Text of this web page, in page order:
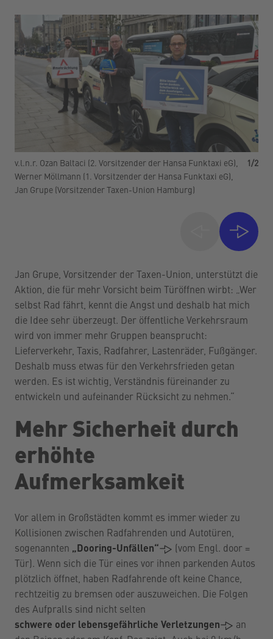
v.l.n.r. Ozan Baltaci (2. Vorsitzender der Hansa Funktaxi eG),
Werner Möllmann (1. Vorsitzender der Hansa Funktaxi eG),
Jan Grupe (Vorsitzender Taxen-Union Hamburg)
1 /2
Jan Grupe, Vorsitzender der Taxen-Union, unterstützt die
Aktion, die für mehr Vorsicht beim Türöffnen wirbt: „Wer
selbst Rad fährt, kennt die Angst und deshalb hat mich
die Idee sehr überzeugt. Der öffentliche Verkehrsraum
wird von immer mehr Gruppen beansprucht:
Lieferverkehr, Taxis, Radfahrer, Lastenräder, Fußgänger.
Deshalb muss etwas für den Verkehrsfrieden getan
werden. Es ist wichtig, Verständnis füreinander zu
entwickeln und aufeinander Rücksicht zu nehmen.“
Mehr Sicherheit durch
erhöhte
Aufmerksamkeit
Vor allem in Großstädten kommt es immer wieder zu
Kollisionen zwischen Radfahrenden und Autotüren,
sogenannten „Dooring-Unfällen“
(vom Engl. door =
Tür). Wenn sich die Tür eines vor ihnen parkenden Autos
plötzlich öffnet, haben Radfahrende oft keine Chance,
rechtzeitig zu bremsen oder auszuweichen. Die Folgen
des Aufpralls sind nicht selten
schwere oder lebensgefährliche Verletzungen
an
Wir benötigen Ihre Zustimmung, um